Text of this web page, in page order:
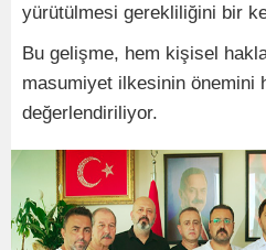
yürütülmesi gerekliliğini bir
Bu gelişme, hem kişisel
masumiyet ilkesinin önemini
değerlendiriliyor.